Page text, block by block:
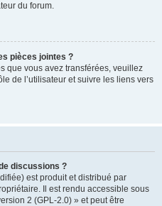
du forum.
pièces jointes ?
que vous avez transférées, veuillez
de l’utilisateur et suivre les liens vers
discussions ?
est produit et distribué par
Il est rendu accessible sous
2 (GPL-2.0) » et peut être